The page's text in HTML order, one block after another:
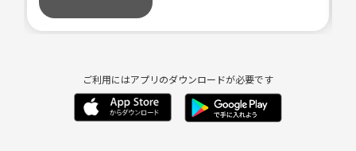
ご利用にはアプリのダウンロードが必要です